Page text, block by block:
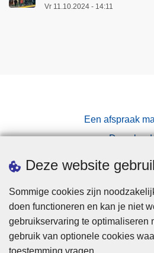
Deze website
Sommige cookies zijn
doen functioneren en kan je niet
gebruikservaring te optimaliseren
gebruik van optionele cookies
toestemming vragen.
Vr 11.10.2024 - 14:11
Een afspraak